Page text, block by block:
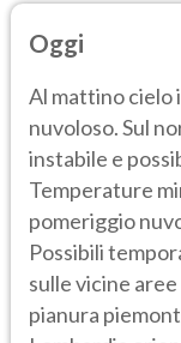
Oggi
Al mattino cielo
nuvoloso. Sul
instabile e
Temperature
pomeriggio
Possibili
sulle vicine
pianura